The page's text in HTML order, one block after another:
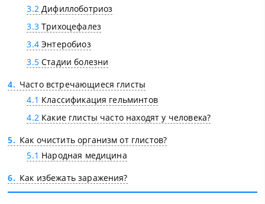
3.2Дифиллоботриоз
3.3Трихоцефалез
3.4Энтеробиоз
3.5Стадии болезни
4
Часто встречающиеся глисты
4.1 Классификация гельминтов
4.2Какие глисты часто находят у человека?
5
Как очистить организм от глистов?
5.1 Народная медицина
6
Как избежать заражения?